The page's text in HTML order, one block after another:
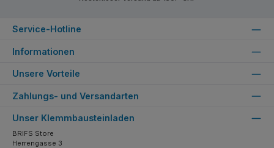
Service-Hotline
Informationen
Unsere Vorteile
Zahlungs- und Versandarten
Unser Klemmbausteinladen
BRIFS Store
Herrengasse 3